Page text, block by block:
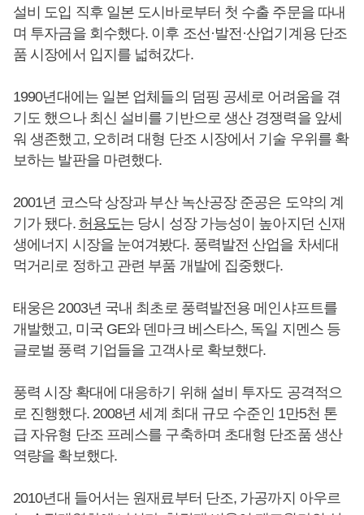
설비 도입 직후 일본 도시바로부터 첫 수출 주문을 따내
며 투자금을 회수했다. 이후 조선·발전·산업기계용 단조
품 시장에서 입지를 넓혀갔다.
1990년대에는 일본 업체들의 덤핑 공세로 어려움을 겪
기도 했으나 최신 설비를 기반으로 생산 경쟁력을 앞세
워 생존했고, 오히려 대형 단조 시장에서 기술 우위를 확
보하는 발판을 마련했다.
2001년 코스닥 상장과 부산 녹산공장 준공은 도약의 계
기가 됐다. 허용도는 당시 성장 가능성이 높아지던 신재
생에너지 시장을 눈여겨봤다. 풍력발전 산업을 차세대
먹거리로 정하고 관련 부품 개발에 집중했다.
태웅은 2003년 국내 최초로 풍력발전용 메인샤프트를
개발했고, 미국 GE와 덴마크 베스타스, 독일 지멘스 등
글로벌 풍력 기업들을 고객사로 확보했다.
풍력 시장 확대에 대응하기 위해 설비 투자도 공격적으
로 진행했다. 2008년 세계 최대 규모 수준인 1만5천 톤
급 자유형 단조 프레스를 구축하며 초대형 단조품 생산
역량을 확보했다.
2010년대 들어서는 원재료부터 단조, 가공까지 아우르